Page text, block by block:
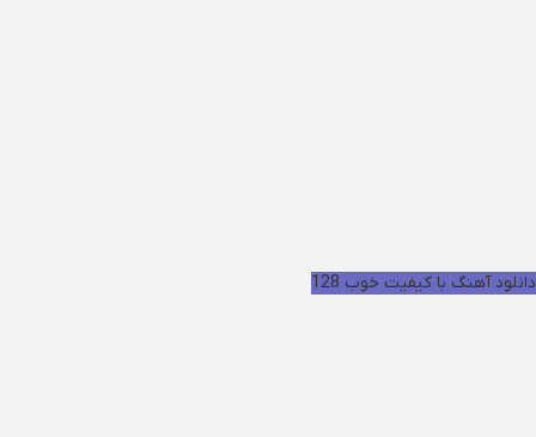
دانلود آهنگ با کیفیت خوب 128